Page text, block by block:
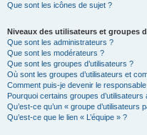
Que sont les icônes de sujet ?
Niveaux des utilisateurs et groupes
Que sont les administrateurs ?
Que sont les modérateurs ?
Que sont les groupes d’utilisateurs ?
Où sont les groupes d’utilisateurs et
Comment puis-je devenir le responsable
Pourquoi certains groupes
Qu’est-ce qu’un « groupe d’utilisateurs
Qu’est-ce que le lien « L’équipe » ?